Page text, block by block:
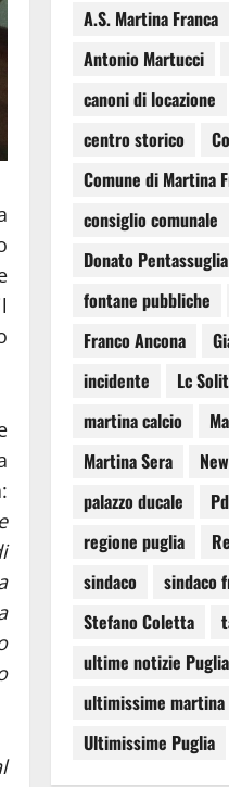
A.S. Martina Franca
Antonio Martucci
canoni di locazione
centro storico
Comune di Martina
consiglio comunale
Donato Pentassuglia
fontane pubbliche
Franco Ancona
incidente
Lc
martina calcio
Martina Sera
palazzo ducale
Pd
regione puglia
sindaco
sindaco
Stefano Coletta
ultime notizie Puglia
ultimissime martina
Ultimissime Puglia